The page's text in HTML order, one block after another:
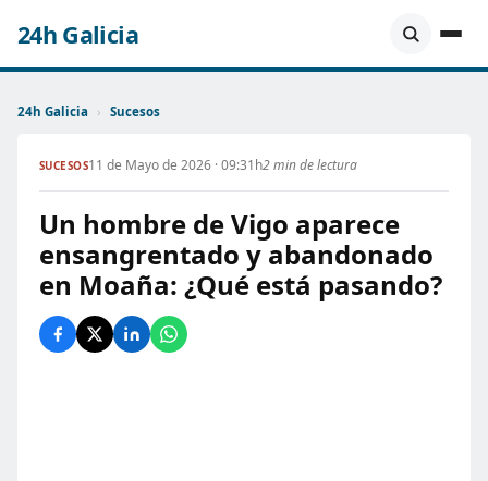
24h Galicia
24h Galicia › Sucesos
SUCESOS11 de Mayo de 2026 · 09:31h2 min de lectura
Un hombre de Vigo aparece
ensangrentado y abandonado
en Moaña: ¿Qué está pasando?